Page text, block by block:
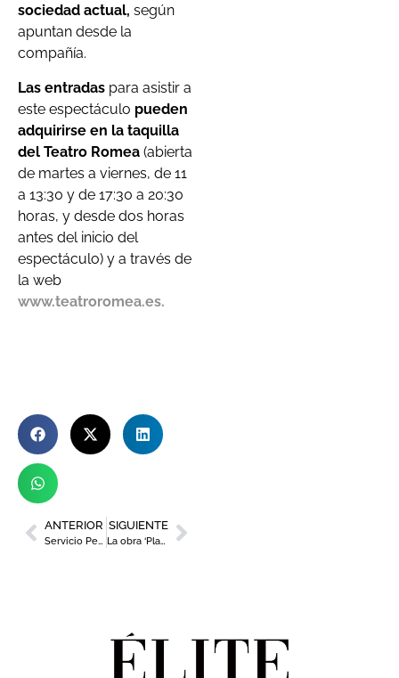
sociedad actual, según
apuntan desde la
compañía.
Las entradas para asistir a
este espectáculo pueden
adquirirse en la taquilla
del Teatro Romea (abierta
de martes a viernes, de 11
a 13:30 y de 17:30 a 20:30
horas, y desde dos horas
antes del inicio del
espectáculo) y a través de
la web
www.teatroromea.es.
ANTERIOR
Servicio Personal Shopper de El Corte Inglés
SIGUIENTE
La obra ‘Play’ irrumpe en el Teatro Circo de Murcia